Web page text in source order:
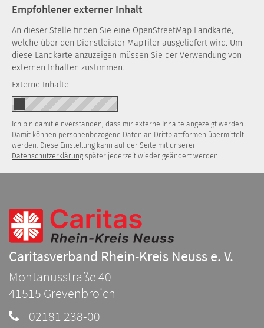
Empfohlener externer Inhalt
An dieser Stelle finden Sie eine OpenStreetMap Landkarte,
welche über den Dienstleister MapTiler ausgeliefert wird. Um
diese Landkarte anzuzeigen müssen Sie der Verwendung von
externen Inhalten zustimmen.
Externe Inhalte
Ich bin damit einverstanden, dass mir externe Inhalte angezeigt werden.
Damit können personenbezogene Daten an Drittplattformen übermittelt
werden. Diese Einstellung kann auf der Seite mit unserer
Datenschutzerklärung später jederzeit wieder geändert werden.
Caritasverband Rhein-Kreis Neuss e. V.
Montanusstraße 40
41515 Grevenbroich
02181 238-00